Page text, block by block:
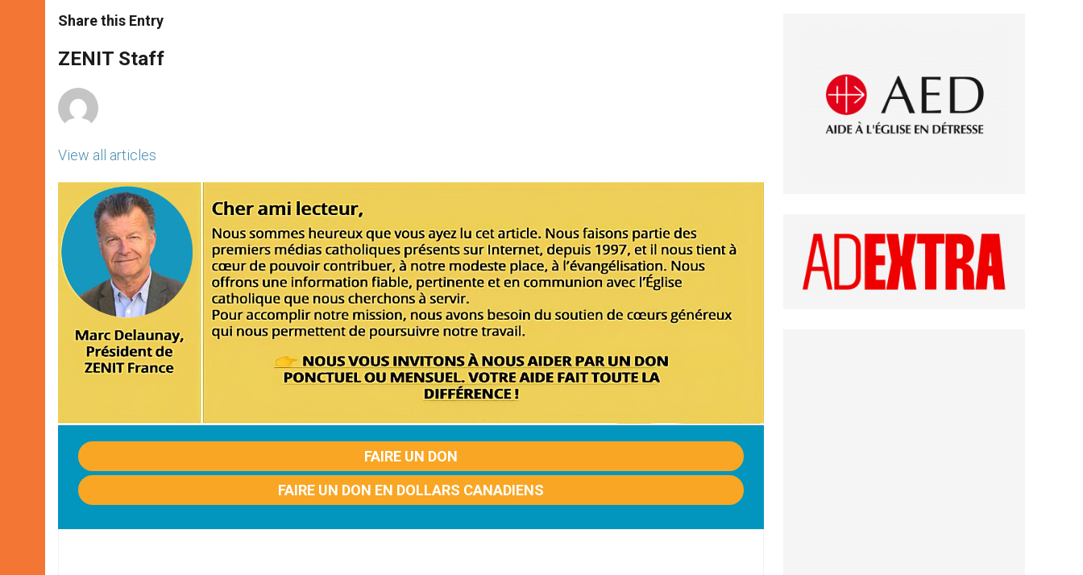
t
s
p
p
s
e
g
e
e
b
o
k
Share this Entry
ZENIT Staff
View all articles
FAIRE UN DON
FAIRE UN DON EN DOLLARS CANADIENS